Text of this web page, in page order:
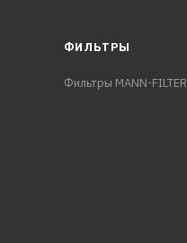
ФИЛЬТРЫ
Фильтры MANN-FILTER